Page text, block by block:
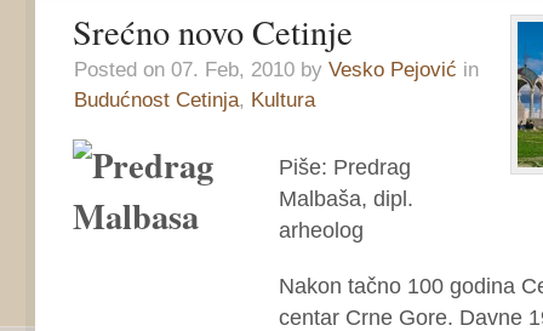
Srećno novo Cetinje
Posted on 07. Feb, 2010 by Vesko Pejović in
Budućnost Cetinja, Kultura
Piše: Predrag
Malbaša, dipl.
arheolog
Nakon tačno 100 godina
centar Crne Gore. Davne